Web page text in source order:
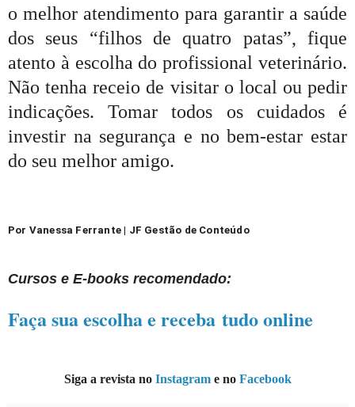
o melhor atendimento para garantir a saúde
dos seus “filhos de quatro patas”, fique
atento à escolha do profissional veterinário.
Não tenha receio de visitar o local ou pedir
indicações. Tomar todos os cuidados é
investir na segurança e no bem-estar estar
do seu melhor amigo.
Por Vanessa Ferrante | JF Gestão de Conteúdo
Cursos e E-books recomendado:
Faça sua escolha e receba tudo online
Siga a revista no Instagrame no Facebook